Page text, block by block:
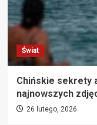
Świat
Chińskie sekrety
najnowszych
26 lutego, 2026